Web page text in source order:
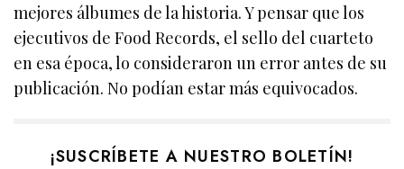
mejores álbumes de la historia. Y pensar que los
ejecutivos de Food Records, el sello del cuarteto
en esa época, lo consideraron un error antes de su
publicación. No podían estar más equivocados.
¡SUSCRÍBETE A NUESTRO BOLETÍN!